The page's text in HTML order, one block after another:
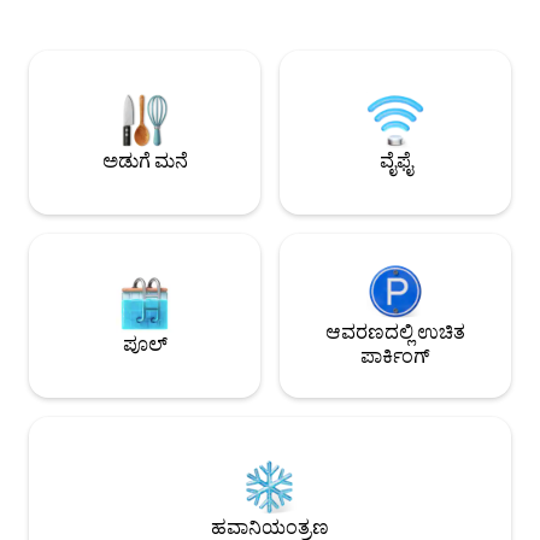
ಬಳಕೆಗಾಗಿ ವೃತ್ತಿಪರ ಅಡುಗೆಮನೆ. ನಾವು ವೈನರಿ
ಭೇಟಿಗಳು ಮತ್ತು ಟೇಸ್ಟಿಂಗ್, ಅಡುಗೆ ತರಗತಿಗಳು ಮತ್ತು
ಖಾಸಗಿ ಡಿನ್ನರ್‌ಗಳನ್ನು ಆಯೋಜಿಸಬಹುದು. ಹೊಸತು
ಹಸಿರು ಬೆಟ್ಟದ ಮೇಲ್ಭಾಗವನ್ನು ನೋಡುವ ಹಾಟ್ ಟಬ್!
ಟಸ್ಕನಿಯನ್ನು ಅನುಭವಿಸಿ!
ಪ್ರದೇಶದಲ್ಲಿ ಪಿಯೆನ್ಜಾ,
ಬಾಗ್ನೋ ವಿಗ್ನೋನಿ,
ಫಿಲಿಪ್ಪೊ ಇವೆ. ನಮ್ಮನ್ನು
ಕಿಲೋಮೀಟರ್ ಕೊಳಕು
ಅಡುಗೆ ಮನೆ ವೈಫೈ
ಪೂಲ್
ಆವರಣದಲ್ಲಿ ಉಚಿತ
ಪಾರ್ಕಿಂಗ್
ಹವಾನಿಯಂತ್ರಣ